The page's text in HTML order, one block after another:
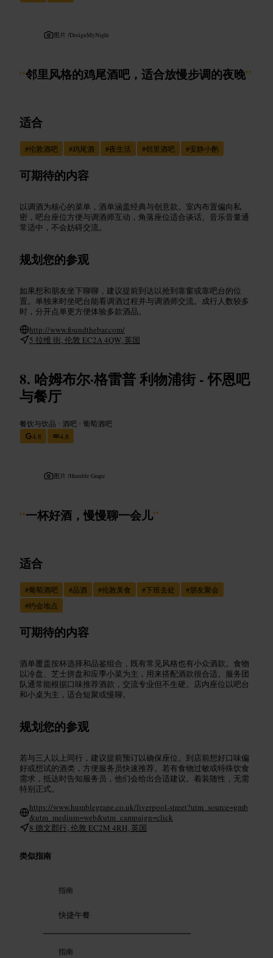
图片 /DesignMyNight
“邻里风格的鸡尾酒吧，适合放慢步调的夜晚”
适合
#伦敦酒吧 #鸡尾酒 #夜生活 #邻里酒吧 #安静小酌
可期待的内容
以调酒为核心的菜单，酒单涵盖经典与创意款。室内布置偏向私
密，吧台座位方便与调酒师互动，角落座位适合谈话。音乐音量通
常适中，不会妨碍交流。
规划您的参观
如果想和朋友坐下聊聊，建议提前到达以抢到靠窗或靠吧台的位
置。单独来时坐吧台能看调酒过程并与调酒师交流。成行人数较多
时，分开点单更方便体验多款酒品。
http://www.foundthebar.com/
5 拉维 街, 伦敦 EC2A 4QW, 英国
哈姆布尔·格雷普 利物浦街 - 怀恩吧
与餐厅
餐饮与饮品 •酒吧 •葡萄酒吧
4.8
4.8
图片 /Humble Grape
“一杯好酒，慢慢聊一会儿”
适合
#葡萄酒吧 #品酒 #伦敦美食 #下班去处 #朋友聚会
#约会地点
可期待的内容
酒单覆盖按杯选择和品鉴组合，既有常见风格也有小众酒款。食物
以冷盘、芝士拼盘和应季小菜为主，用来搭配酒款很合适。服务团
队通常能根据口味推荐酒款，交流专业但不生硬。店内座位以吧台
和小桌为主，适合短聚或慢聊。
规划您的参观
若与三人以上同行，建议提前预订以确保座位。到店前想好口味偏
好或想试的酒类，方便服务员快速推荐。若有食物过敏或特殊饮食
需求，抵达时告知服务员，他们会给出合适建议。着装随性，无需
特别正式。
https://www.humblegrape.co.uk/liverpool-street?utm_source=gmb
&utm_medium=web&utm_campaign=click
8 德文郡行, 伦敦 EC2M 4RH, 英国
类似指南
指南
快捷午餐
指南